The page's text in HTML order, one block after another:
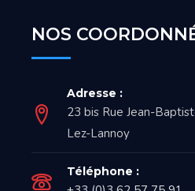
NOS
Adresse :
23 bis Rue Jean-
Lez-Lannoy
Téléphone :